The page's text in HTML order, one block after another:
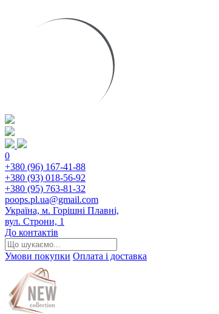
0
+380 (96) 167-41-88
+380 (93) 018-56-92
+380 (95) 763-81-32
poops.pl.ua@gmail.com
Україна, м. Горішні Плавні,
вул. Строни, 1
До контактів
Умови покупки Оплата і доставка